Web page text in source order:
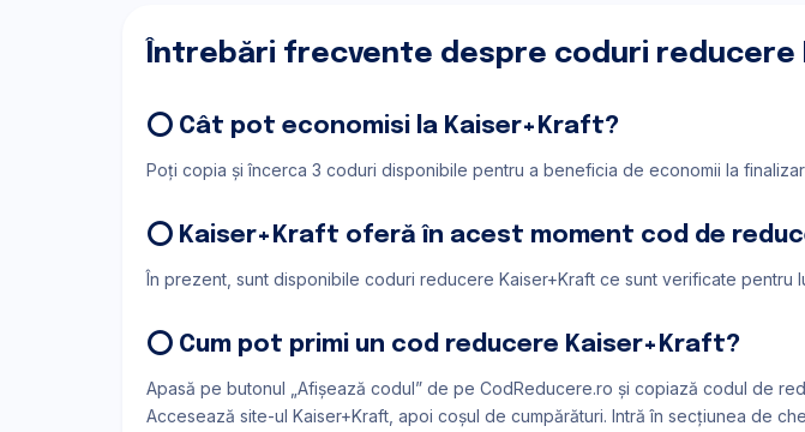
Întrebări frecvente despre coduri reducere
⭕ Cât pot economisi la Kaiser+Kraft?
Poți copia și încerca 3 coduri disponibile pentru a beneficia de economii la
⭕ Kaiser+Kraft oferă în acest moment cod de
În prezent, sunt disponibile coduri reducere Kaiser+Kraft ce sunt verificate pentru
⭕ Cum pot primi un cod reducere Kaiser+Kraft?
Apasă pe butonul „Afișează codul” de pe CodReducere.ro și copiază codul de
Accesează site-ul Kaiser+Kraft, apoi coșul de cumpărături. Intră în secțiunea de